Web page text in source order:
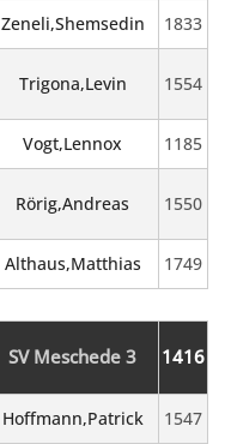
Zeneli,Shemsedin 1833
Trigona,Levin 1554
Vogt,Lennox 1185
Rörig,Andreas 1550
Althaus,Matthias 1749
SV Meschede 3 1416
Hoffmann,Patrick 1547